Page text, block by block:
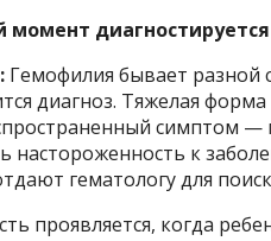
момент
Гемофилия бывает разной
диагноз. Тяжелая
симптом —
настороженность к
гематологу для
проявляется, когда